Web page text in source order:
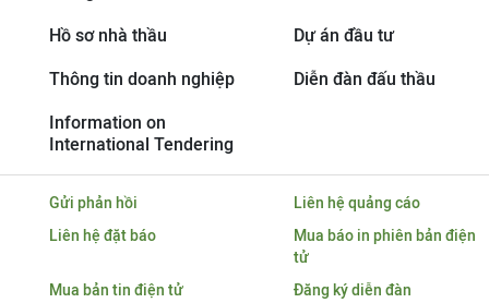
Hồ sơ nhà thầu Dự án đầu tư
Thông tin doanh nghiệp Diễn đàn đấu thầu
Information on
International Tendering
Gửi phản hồi
Liên hệ quảng cáo
Liên hệ đặt báo
Mua báo in phiên bản điện
tử
Mua bản tin điện tử
Đăng ký diễn đàn